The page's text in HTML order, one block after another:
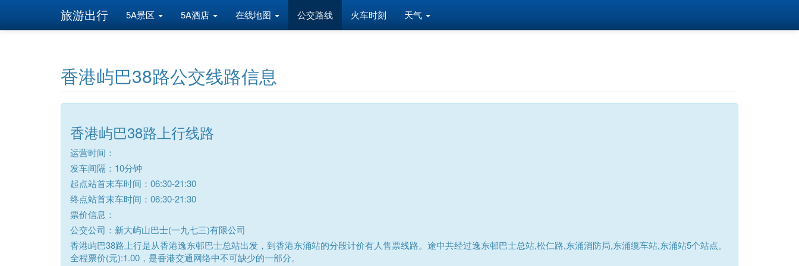
旅游出行 5A景区 5A酒店 在线地图 公交路线 火车时刻 天气
香港屿巴38路公交线路信息
香港屿巴38路上行线路
运营时间：
发车间隔：10分钟
起点站首末车时间：06:30-21:30
终点站首末车时间：06:30-21:30
票价信息：
公交公司：新大屿山巴士(一九七三)有限公司
香港屿巴38路上行是从香港逸东邨巴士总站出发，到香港东涌站的分段计价有人售票线路。途中共经过逸东邨巴士总站,松仁路,东涌消防局,东涌缆车站,东涌站5个站点。
全程票价(元):1.00，是香港交通网络中不可缺少的一部分。